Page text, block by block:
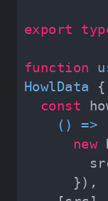
export
function
HowlData
const
() =>
new